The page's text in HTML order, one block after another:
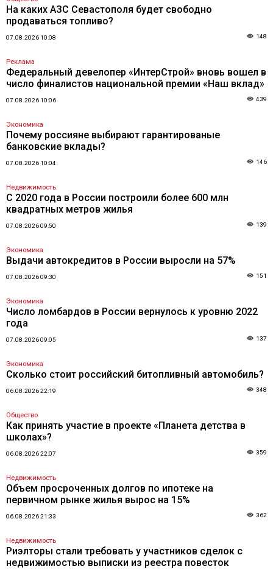
На каких АЗС Севастополя будет свободно
продаваться топливо?
07.08.2026 10:08 148
Реклама
Федеральный девелопер «ИнтерСтрой» вновь вошел в
число финалистов национальной премии «Наш вклад»
07.08.2026 10:06 439
Экономика
Почему россияне выбирают гарантированые
банковские вклады?
07.08.2026 10:04 146
Недвижимость
С 2020 года в России построили более 600 млн
квадратных метров жилья
07.08.2026 09:50 139
Экономика
Выдачи автокредитов в России выросли на 57%
07.08.2026 09:30 151
Экономика
Число ломбардов в России вернулось к уровню 2022
года
07.08.2026 09:05 137
Экономика
Сколько стоит российский битопливный автомобиль?
06.08.2026 22:19 348
Общество
Как принять участие в проекте «Планета детства в
школах»?
06.08.2026 22:07 359
Недвижимость
Объем просроченных долгов по ипотеке на
первичном рынке жилья вырос на 15%
06.08.2026 21:33 362
Недвижимость
Риэлторы стали требовать у участников сделок с
недвижимостью выписки из реестра повесток